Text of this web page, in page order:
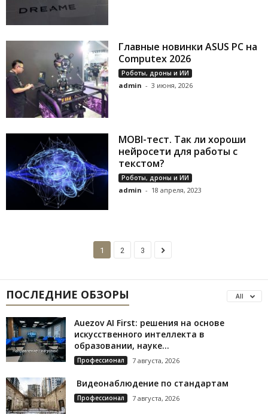
Главные новинки ASUS PC на
Computex 2026
Роботы, дроны и ИИ
admin - 3 июня, 2026
MOBI-тест. Так ли хороши
нейросети для работы с
текстом?
Роботы, дроны и ИИ
admin - 18 апреля, 2023
1 2 3
ПОСЛЕДНИЕ ОБЗОРЫ All
Auezov AI First: решения на основе
искусственного интеллекта в
образовании, науке...
Профессионал 7 августа, 2026
Видеонаблюдение по стандартам
Профессионал 7 августа, 2026